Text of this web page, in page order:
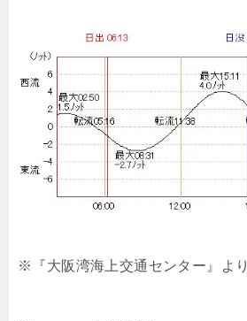
※『大阪湾海上交通センター』より